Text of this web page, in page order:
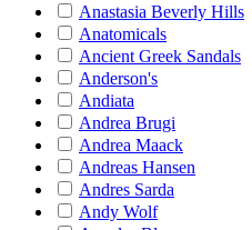
Anastasia Beverly Hills
Anatomicals
Ancient Greek Sandals
Anderson's
Andiata
Andrea Brugi
Andrea Maack
Andreas Hansen
Andres Sarda
Andy Wolf